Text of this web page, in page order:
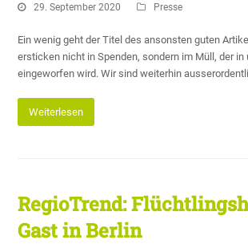
29. September 2020 Presse
Ein wenig geht der Titel des ansonsten guten
ersticken nicht in Spenden, sondern im Müll, der in
eingeworfen wird. Wir sind weiterhin
Weiterlesen
RegioTrend:
Gast in Berlin